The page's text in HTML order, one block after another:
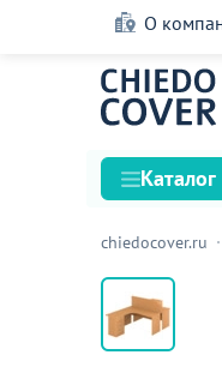
О
Каталог
Стулья
Столы
Стол
chiedocover.ru